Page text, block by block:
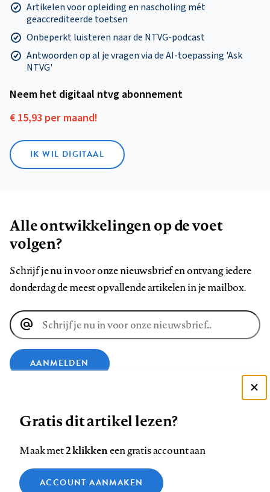
Artikelen voor opleiding en nascholing mét
geaccrediteerde toetsen
Onbeperkt luisteren naar de NTVG-podcast
Antwoorden op al je vragen via de AI-toepassing 'Ask
NTVG'
Neem het digitaal ntvg abonnement
€ 15,93 per maand!
IK WIL DIGITAAL
Alle ontwikkelingen op de voet
volgen?
Schrijf je nu in voor onze nieuwsbrief en ontvang iedere
donderdag de meest opvallende artikelen in je mailbox.
E-
mailadres
AANMELDEN
op
op
op
ons
op
Contact Colofon Disclaimer Privacy
Zie onze cookie policy
Gratis dit artikel lezen?
Maak met2 klikkeneen gratis account aan
ACCOUNT AANMAKEN